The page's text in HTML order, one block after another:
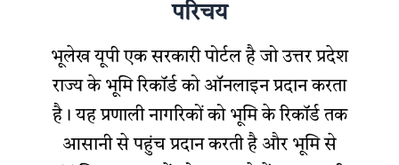
परिचय
भूलेख यूपी एक सरकारी पोर्टल है जो उत्तर प्रदेश
राज्य के भूमि रिकॉर्ड को ऑनलाइन प्रदान करता
है। यह प्रणाली नागरिकों को भूमि के रिकॉर्ड तक
आसानी से पहुंच प्रदान करती है और भूमि से